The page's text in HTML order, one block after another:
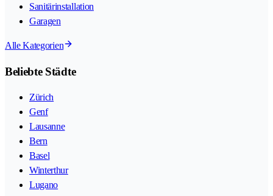
Sanitärinstallation
Garagen
Alle Kategorien
Beliebte Städte
Zürich
Genf
Lausanne
Bern
Basel
Winterthur
Lugano